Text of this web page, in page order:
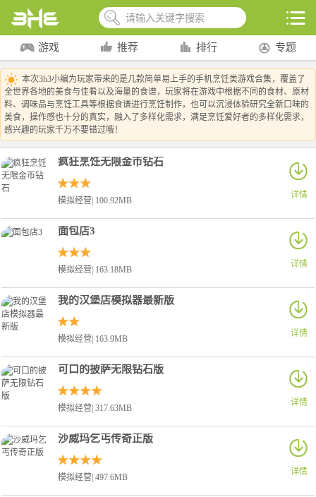
游戏 推荐 排行 专题
本次3h3小编为玩家带来的是几款简单易上手的手机烹饪类游戏合集，覆盖了
全世界各地的美食与佳肴以及海量的食谱，玩家将在游戏中根据不同的食材、原材
料、调味品与烹饪工具等根据食谱进行烹饪制作，也可以沉浸体验研究全新口味的
美食，操作感也十分的真实，融入了多样化需求，满足烹饪爱好者的多样化需求，
感兴趣的玩家千万不要错过哦！
详情
疯狂烹饪无限金币钻石
模拟经营| 100.92MB
详情
面包店3
模拟经营| 163.18MB
详情
我的汉堡店模拟器最新版
模拟经营| 163.9MB
详情
可口的披萨无限钻石版
模拟经营| 317.63MB
详情
沙威玛乞丐传奇正版
模拟经营| 497.6MB